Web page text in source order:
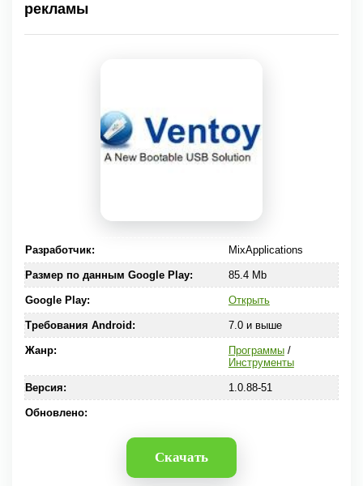
рекламы
Разработчик: MixApplications
Размер по данным Google Play: 85.4 Mb
Google Play: Открыть
Требования Android: 7.0 и выше
Жанр: Программы/
Инструменты
Версия: 1.0.88-51
Обновлено:
Скачать